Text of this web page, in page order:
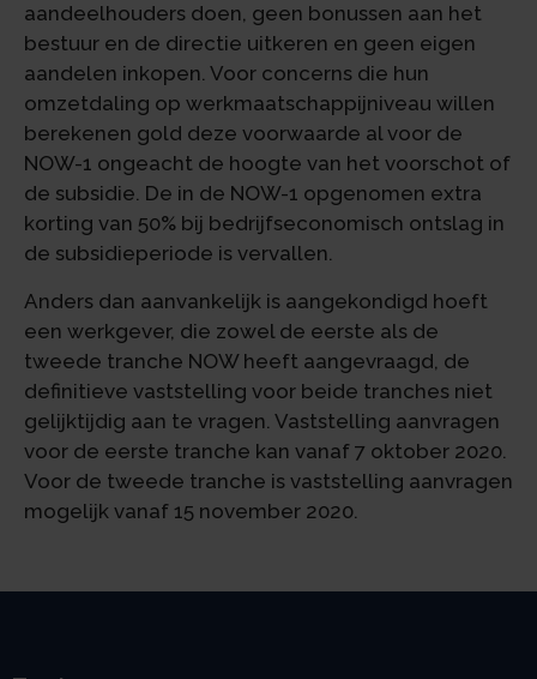
aandeelhouders doen, geen bonussen aan het
bestuur en de directie uitkeren en geen eigen
aandelen inkopen. Voor concerns die hun
omzetdaling op werkmaatschappijniveau willen
berekenen gold deze voorwaarde al voor de
NOW-1 ongeacht de hoogte van het voorschot of
de subsidie. De in de NOW-1 opgenomen extra
korting van 50% bij bedrijfseconomisch ontslag in
de subsidieperiode is vervallen.
Anders dan aanvankelijk is aangekondigd hoeft
een werkgever, die zowel de eerste als de
tweede tranche NOW heeft aangevraagd, de
definitieve vaststelling voor beide tranches niet
gelijktijdig aan te vragen. Vaststelling aanvragen
voor de eerste tranche kan vanaf 7 oktober 2020.
Voor de tweede tranche is vaststelling aanvragen
mogelijk vanaf 15 november 2020.